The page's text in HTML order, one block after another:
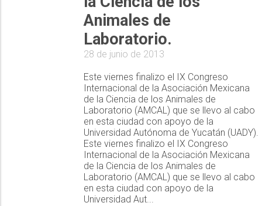
Animales de
Laboratorio.
28 de junio de 2013
Este viernes finalizo el IX Congreso
Internacional de la Asociación Mexicana
de la Ciencia de los Animales de
Laboratorio (AMCAL) que se llevo al cabo
en esta ciudad con apoyo de la
Universidad Autónoma de Yucatán (UADY).
Este viernes finalizo el IX Congreso
Internacional de la Asociación Mexicana
de la Ciencia de los Animales de
Laboratorio (AMCAL) que se llevo al cabo
en esta ciudad con apoyo de la
Universidad Aut...